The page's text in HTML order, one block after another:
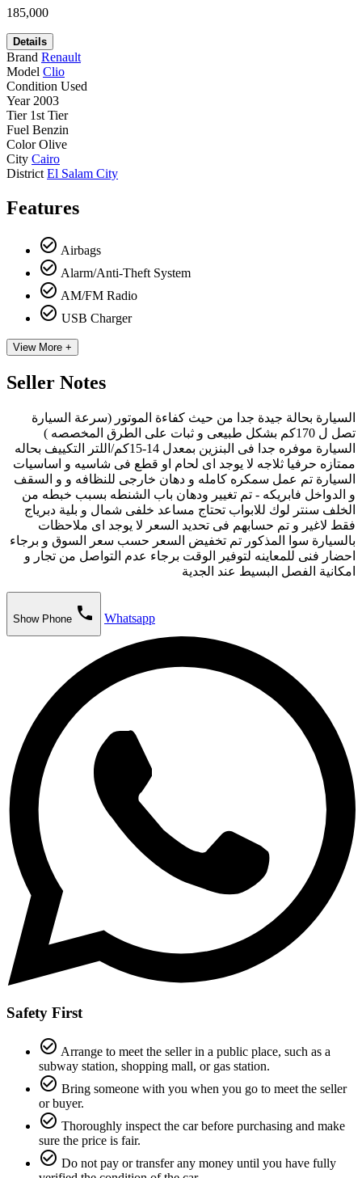
185,000
Details
Brand Renault
Model Clio
Condition Used
Year 2003
Tier 1st Tier
Fuel Benzin
Color Olive
City Cairo
District El Salam City
Features
check_circle_outline Airbags
check_circle_outline Alarm/Anti-Theft System
check_circle_outline AM/FM Radio
check_circle_outline USB Charger
View More +
Seller Notes
السيارة بحالة جيدة جدا من حيث كفاءة الموتور (سرعة السيارة
تصل ل 170كم بشكل طبيعى و ثبات على الطرق المخصصه )
السيارة موفره جدا فى البنزين بمعدل 14-15كم/اللتر التكييف بحاله
ممتازه حرفيا ثلاجه لا يوجد اى لحام او قطع فى شاسيه و اساسيات
السيارة تم عمل سمكره كامله و دهان خارجى للنظافه و و السقف
و الدواخل فابريكه - تم تغيير ودهان باب الشنطه بسبب خبطه من
الخلف سنتر لوك للابواب تحتاج مساعد خلفى شمال و بلية دبرياج
فقط لاغير و تم حسابهم فى تحديد السعر لا يوجد اى ملاحظات
بالسيارة سوا المذكور تم تخفيض السعر حسب سعر السوق و برجاء
احضار فنى للمعاينه لتوفير الوقت برجاء عدم التواصل من تجار و
امكانية الفصل البسيط عند الجدية
Show Phone phone Whatsapp
Safety First
check_circle_outline Arrange to meet the seller in a public place, such as a
subway station, shopping mall, or gas station.
check_circle_outline Bring someone with you when you go to meet the seller
or buyer.
check_circle_outline Thoroughly inspect the car before purchasing and make
sure the price is fair.
check_circle_outline Do not pay or transfer any money until you have fully